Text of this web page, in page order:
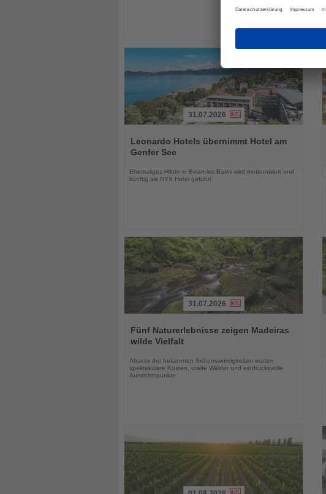
Sie
die
31.07.2026
Leonardo Hotels übernimmt Hotel am
Genfer See
Ehemaliges Hilton in Evian-les-Bains wird modernisiert und
künftig als NYX Hotel geführt
Sie
die
31.07.2026
Fünf Naturerlebnisse zeigen Madeiras
wilde Vielfalt
Abseits der bekannten Sehenswürdigkeiten warten
spektakuläre Küsten, uralte Wälder und eindrucksvolle
Aussichtspunkte